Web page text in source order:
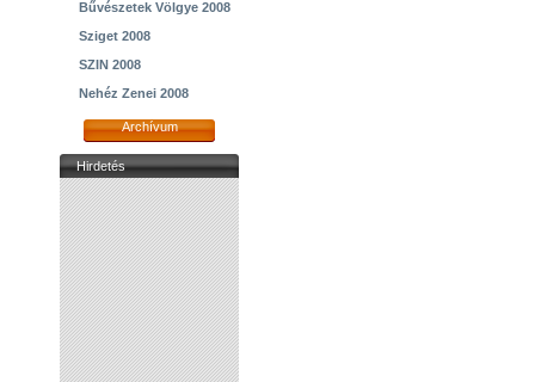
Bűvészetek Völgye 2008
Sziget 2008
SZIN 2008
Nehéz Zenei 2008
Archívum
Hirdetés